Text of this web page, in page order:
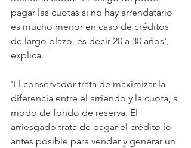
pagar las cuotas si no hay arrendatario
es mucho menor en caso de créditos
de largo plazo, es decir 20 a 30 años',
explica.
'El conservador trata de maximizar la
diferencia entre el arriendo y la cuota, a
modo de fondo de reserva. El
arriesgado trata de pagar el crédito lo
antes posible para vender y generar un